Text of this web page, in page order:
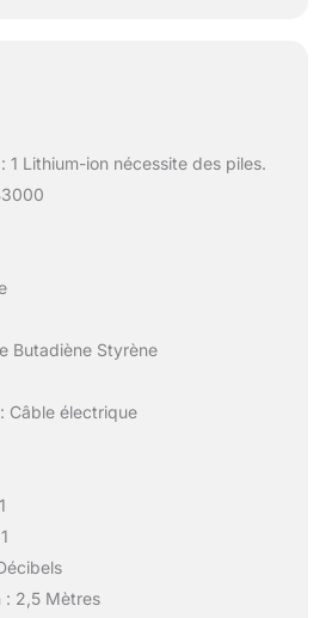
1 Lithium-ion nécessite des piles.
Butadiène Styrène
Câble électrique
: 2,5 Mètres